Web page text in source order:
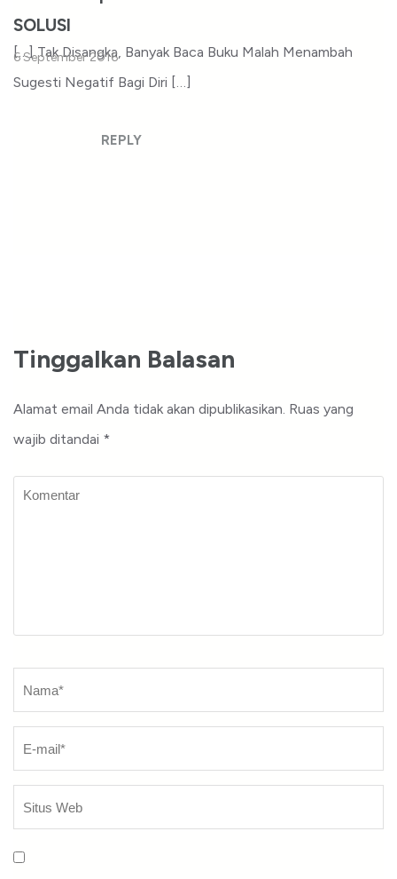
SOLUSI
6 September 2016
[…] Tak Disangka, Banyak Baca Buku Malah Menambah
Sugesti Negatif Bagi Diri […]
REPLY
Tinggalkan Balasan
Alamat email Anda tidak akan dipublikasikan. Ruas yang
wajib ditandai *
Komentar
Nama